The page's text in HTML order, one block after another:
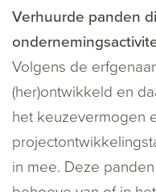
Verhuurde panden
Volgens de
(her)ontwikkeld en
het keuzevermogen
in mee. Deze